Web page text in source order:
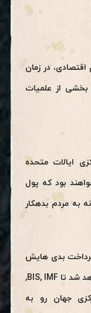
در زمان
بخشی از علمیات
ایالات متحده
بود که پول
به مردم بدهکار
پرداخت بدی هایش
را ندارد، ورشکت خواهد شد. این باعث خواهد شد تا BIS, IMF,
جهان رو به